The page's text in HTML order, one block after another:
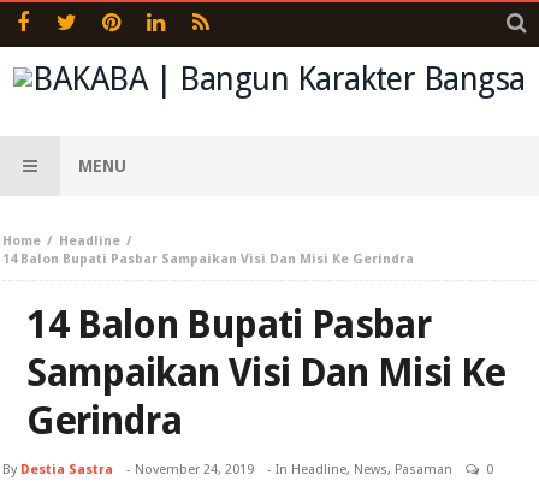
MENU
Home
Headline
14 Balon Bupati Pasbar Sampaikan Visi Dan Misi Ke Gerindra
14 Balon Bupati Pasbar
Sampaikan Visi Dan Misi Ke
Gerindra
By Destia Sastra - November 24, 2019 - In Headline, News, Pasaman 0